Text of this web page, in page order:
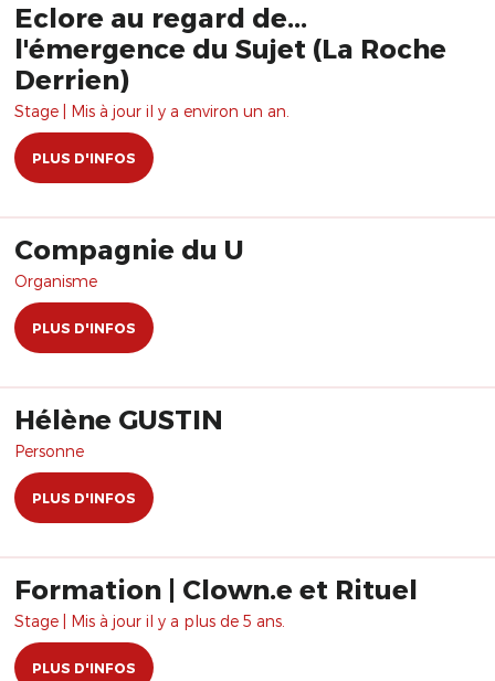
Eclore au regard de...
l'émergence du Sujet (La Roche
Derrien)
Stage | Mis à jour il y a environ un an.
PLUS D'INFOS
Compagnie du U
Organisme
PLUS D'INFOS
Hélène GUSTIN
Personne
PLUS D'INFOS
Formation | Clown.e et Rituel
Stage | Mis à jour il y a plus de 5 ans.
PLUS D'INFOS